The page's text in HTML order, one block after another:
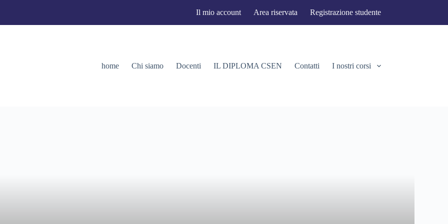
Il mio account Area riservata Registrazione studente
home Chi siamo Docenti IL DIPLOMA CSEN Contatti I nostri corsi